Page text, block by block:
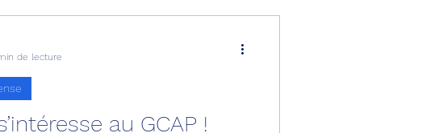
au GCAP !
de lecture